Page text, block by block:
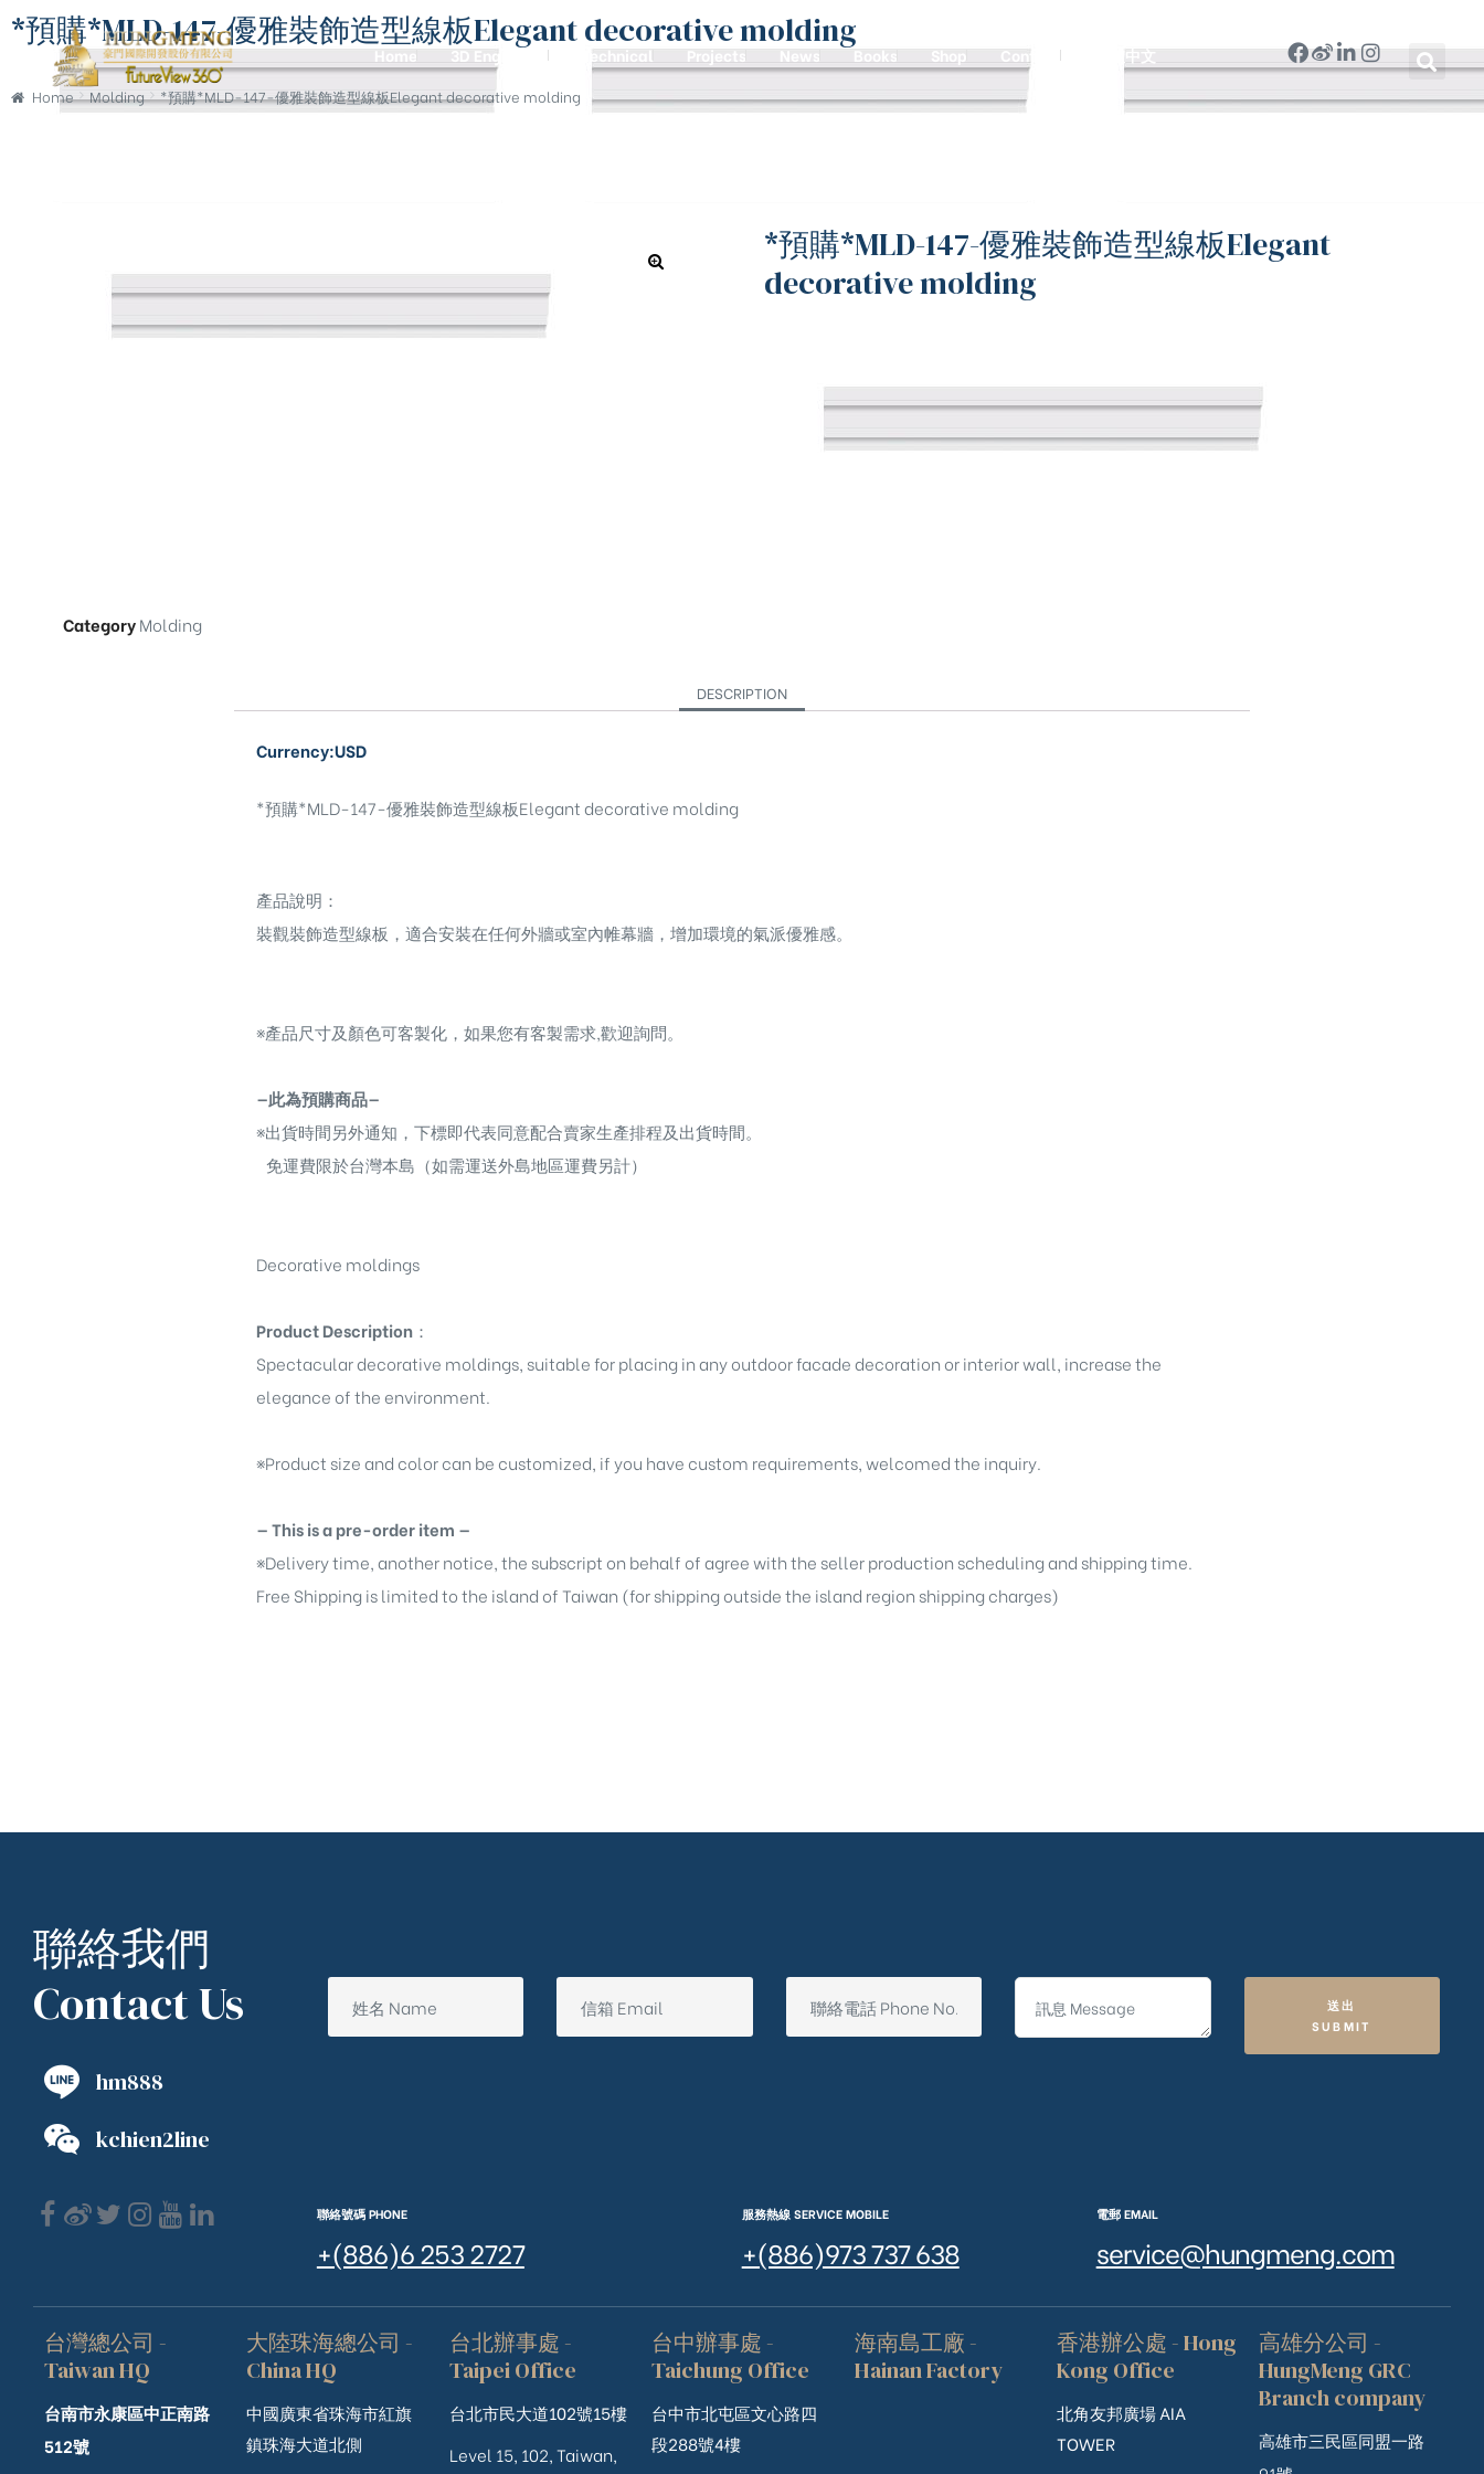
Home 3D Engraving Technical Projects News Books Shop Contact 繁體中文
*預購*MLD-147-優雅裝飾造型線板Elegant decorative molding
Home Molding *預購*MLD-147-優雅裝飾造型線板Elegant decorative molding
*預購*MLD-147-優雅裝飾造型線板Elegant
decorative molding
CategoryMolding
DESCRIPTION
Currency:USD
*預購*MLD-147-優雅裝飾造型線板Elegant decorative molding
產品說明：
裝觀裝飾造型線板，適合安裝在任何外牆或室內帷幕牆，增加環境的氣派優雅感。
※產品尺寸及顏色可客製化，如果您有客製需求,歡迎詢問。
—此為預購商品—
※出貨時間另外通知，下標即代表同意配合賣家生產排程及出貨時間。
免運費限於台灣本島（如需運送外島地區運費另計）
Decorative moldings
Product Description ：
Spectacular decorative moldings, suitable for placing in any outdoor facade decoration or interior wall, increase the
elegance of the environment.
※Product size and color can be customized, if you have custom requirements, welcomed the inquiry.
— This is a pre-order item —
※Delivery time, another notice, the subscript on behalf of agree with the seller production scheduling and shipping time.
Free Shipping is limited to the island of Taiwan (for shipping outside the island region shipping charges)
聯絡我們
Contact Us
hm888
kchien2line
送出
SUBMIT
聯絡號碼 PHONE
+(886)6 253 2727
服務熱線 SERVICE MOBILE
+(886)973 737 638
電郵 EMAIL
service@hungmeng.com
台灣總公司 -
Taiwan HQ
台南市永康區中正南路
512號
大陸珠海總公司 -
China HQ
中國廣東省珠海市紅旗
鎮珠海大道北側
台北辦事處 -
Taipei Office
台北市民大道102號15樓
Level 15, 102, Taiwan,
台中辦事處 -
Taichung Office
台中市北屯區文心路四
段288號4樓
海南島工廠 -
Hainan Factory
香港辦公處 - Hong
Kong Office
北角友邦廣場 AIA
TOWER
高雄分公司 -
HungMeng GRC
Branch company
高雄市三民區同盟一路